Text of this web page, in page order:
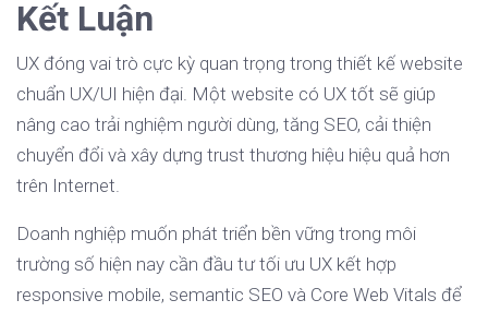
Kết Luận
UX đóng vai trò cực kỳ quan trọng trong thiết kế website
chuẩn UX/UI hiện đại. Một website có UX tốt sẽ giúp
nâng cao trải nghiệm người dùng, tăng SEO, cải thiện
chuyển đổi và xây dựng trust thương hiệu hiệu quả hơn
trên Internet.
Doanh nghiệp muốn phát triển bền vững trong môi
trường số hiện nay cần đầu tư tối ưu UX kết hợp
responsive mobile, semantic SEO và Core Web Vitals để